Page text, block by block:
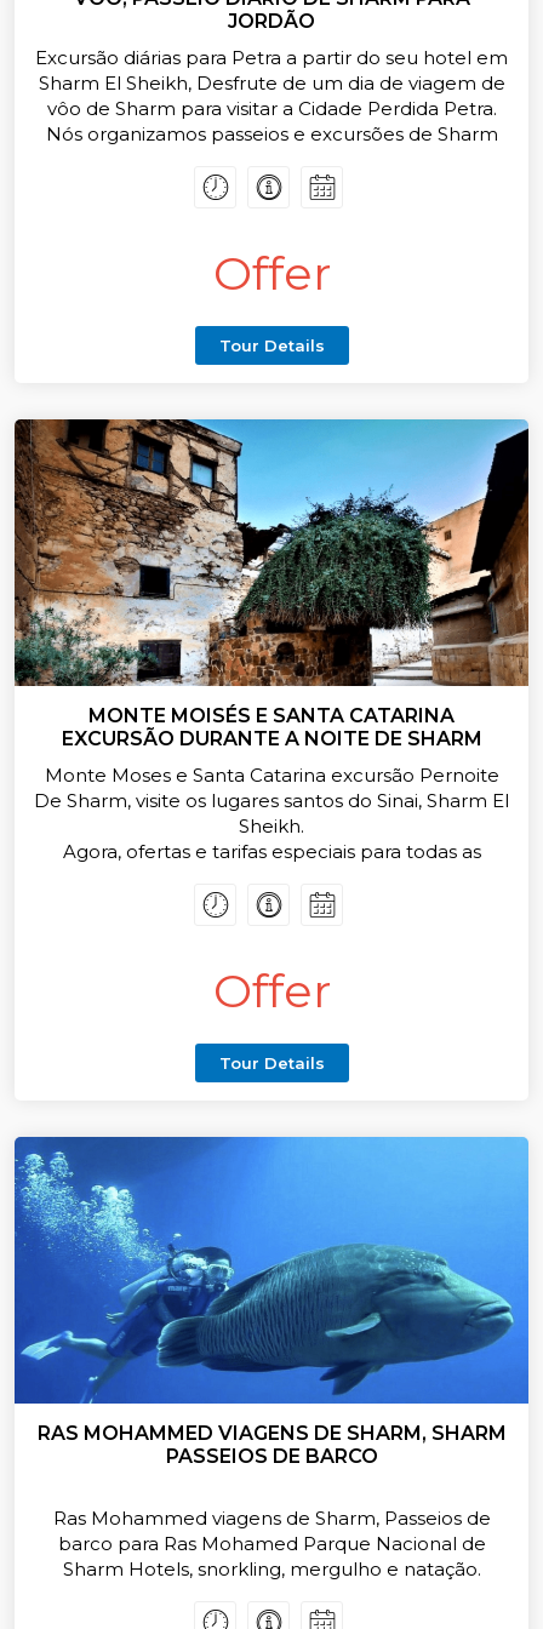
JORDÃO
Excursão diárias para Petra a partir do seu hotel em
Sharm El Sheikh, Desfrute de um dia de viagem de
vôo de Sharm para visitar a Cidade Perdida Petra.
Nós organizamos passeios e excursões de Sharm
disponível durante todo o ano, apenas em algumas
nossos passeios e excursões de Sharm ElSheikh,
Reserve agora
Offer
Tour Details
MONTE MOISÉS E SANTA CATARINA
EXCURSÃO DURANTE A NOITE DE SHARM
Monte Moses e Santa Catarina excursão Pernoite
De Sharm, visite os lugares santos do Sinai, Sharm El
Sheikh.
Agora, ofertas e tarifas especiais para todas as
Offer
Tour Details
RAS MOHAMMED VIAGENS DE SHARM, SHARM
PASSEIOS DE BARCO
Ras Mohammed viagens de Sharm, Passeios de
barco para Ras Mohamed Parque Nacional de
Sharm Hotels, snorkling, mergulho e natação.
barco a partir de Sharm, snorkling viagem de barco